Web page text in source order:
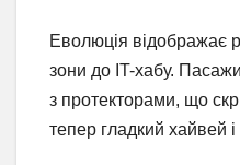
Еволюція відображає
зони до IT-хабу.
з протекторами, що
тепер гладкий хайвей